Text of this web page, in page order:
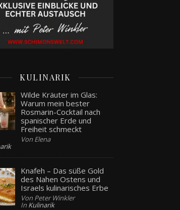
KULINARIK
Wilde Kräuter im Glas:
Warum mein bester
Rosmarin-Cocktail nach
spanischer Erde und
Freiheit schmeckt
Von Elena
Knafeh – Das süße Gold
des Nahen Ostens und
Israels kulinarisches Erbe
Von Peter Winkler
In Kulinarik